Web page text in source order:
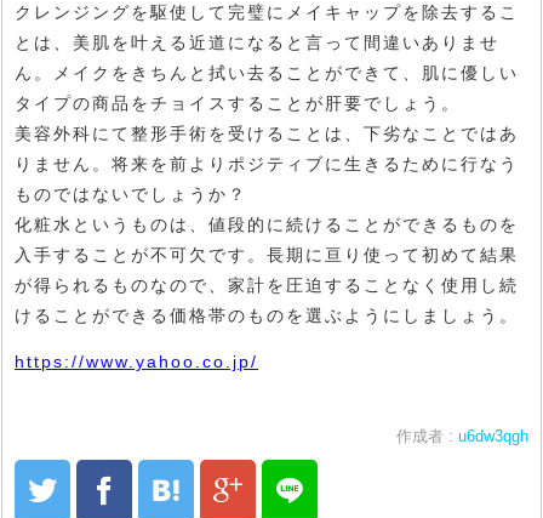
クレンジングを駆使して完璧にメイキャップを除去するこ
とは、美肌を叶える近道になると言って間違いありませ
ん。メイクをきちんと拭い去ることができて、肌に優しい
タイプの商品をチョイスすることが肝要でしょう。
美容外科にて整形手術を受けることは、下劣なことではあ
りません。将来を前よりポジティブに生きるために行なう
ものではないでしょうか？
化粧水というものは、値段的に続けることができるものを
入手することが不可欠です。長期に亘り使って初めて結果
が得られるものなので、家計を圧迫することなく使用し続
けることができる価格帯のものを選ぶようにしましょう。
https://www.yahoo.co.jp/
作成者 : u6dw3qgh